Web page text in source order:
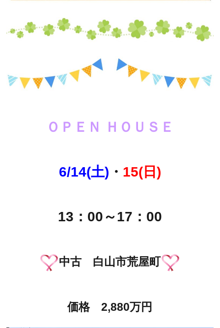
ＯＰＥＮ ＨＯＵＳＥ
6/14(土) ・ 15(日)
13：00～17：00
中古 白山市荒屋町
価格 2,880万円